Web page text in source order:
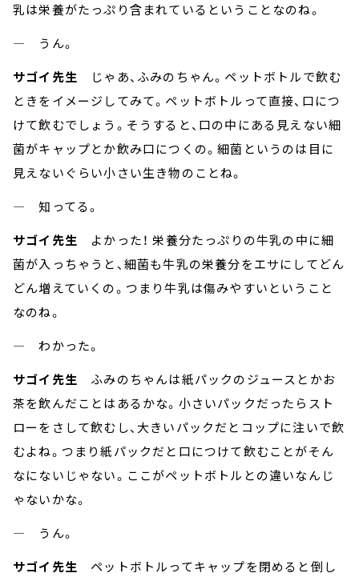
乳は栄養がたっぷり含まれているということなのね。
― うん。
サゴイ先生 じゃあ、ふみのちゃん。ペットボトルで飲む
ときをイメージしてみて。ペットボトルって直接、口につ
けて飲むでしょう。そうすると、口の中にある見えない細
菌がキャップとか飲み口につくの。細菌というのは目に
見えないぐらい小さい生き物のことね。
― 知ってる。
サゴイ先生 よかった！ 栄養分たっぷりの牛乳の中に細
菌が入っちゃうと、細菌も牛乳の栄養分をエサにしてどん
どん増えていくの。つまり牛乳は傷みやすいということ
なのね。
― わかった。
サゴイ先生 ふみのちゃんは紙パックのジュースとかお
茶を飲んだことはあるかな。小さいパックだったらスト
ローをさして飲むし、大きいパックだとコップに注いで飲
むよね。つまり紙パックだと口につけて飲むことがそん
なにないじゃない。ここがペットボトルとの違いなんじ
ゃないかな。
― うん。
サゴイ先生 ペットボトルってキャップを閉めると倒し